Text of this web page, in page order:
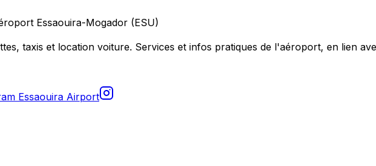
Essaouira-Mogador (ESU)
taxis et location voiture. Services et infos pratiques de l'aéroport, en lien
Essaouira Airport